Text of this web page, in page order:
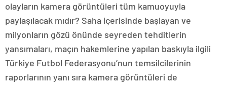
olayların kamera görüntüleri tüm kamuoyuyla
paylaşılacak mıdır? Saha içerisinde başlayan ve
milyonların gözü önünde seyreden tehditlerin
yansımaları, maçın hakemlerine yapılan baskıyla ilgili
Türkiye Futbol Federasyonu’nun temsilcilerinin
raporlarının yanı sıra kamera görüntüleri de